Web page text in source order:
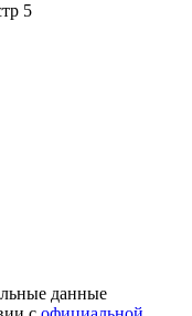
5
данные